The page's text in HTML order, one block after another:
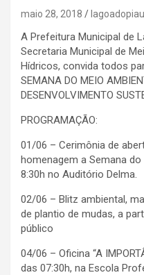
maio 28, 2018
A Prefeitura Municipal de
Secretaria Municipal de
Hídricos, convida todos
SEMANA DO MEIO
DESENVOLVIMENTO
PROGRAMAÇÃO:
01/06 – Cerimônia de
homenagem a Semana
8:30h no Auditório Delma.
02/06 – Blitz ambiental,
de plantio de mudas, a
público
04/06 – Oficina “A
das 07:30h, na Escola